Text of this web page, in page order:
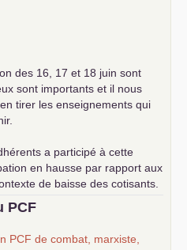
des 16, 17 et 18 juin sont
sont importants et il nous
tirer les enseignements qui
a participé à cette
en hausse par rapport aux
de baisse des cotisants.
PCF
PCF de combat, marxiste,